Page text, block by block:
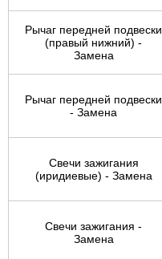
Рычаг передней подвески
(правый нижний) -
Замена
Рычаг передней подвески
- Замена
Свечи зажигания
(иридиевые) - Замена
Свечи зажигания -
Замена